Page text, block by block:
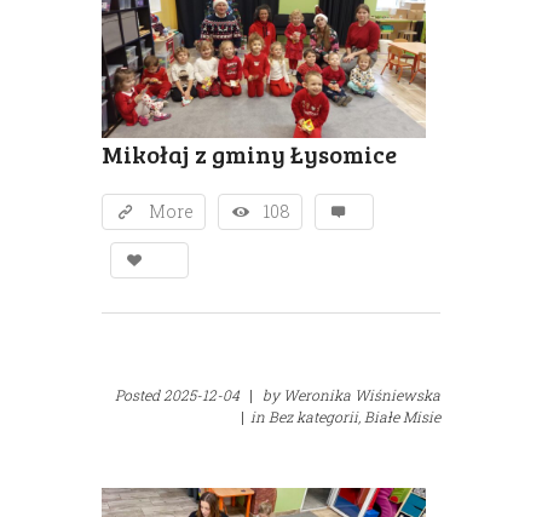
Mikołaj z gminy Łysomice
More 108
Posted2025-12-04 | byWeronika Wiśniewska
| inBez kategorii,Białe Misie